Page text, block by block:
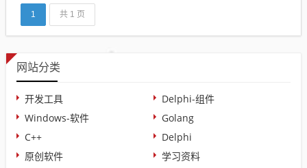
1 共 1 页
网站分类
开发工具
Delphi-组件
Windows-软件
Golang
C++
Delphi
原创软件
学习资料